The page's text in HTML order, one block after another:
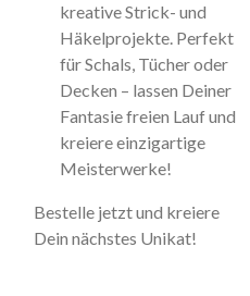
kreative Strick- und
Häkelprojekte. Perfekt
für Schals, Tücher oder
Decken – lassen Deiner
Fantasie freien Lauf und
kreiere einzigartige
Meisterwerke!
Bestelle jetzt und kreiere
Dein nächstes Unikat!